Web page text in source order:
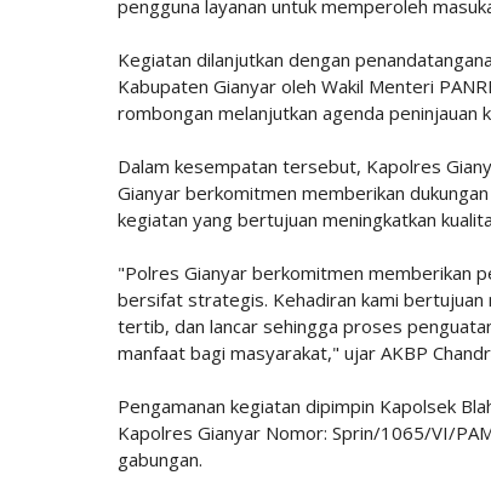
pengguna layanan untuk memperoleh
Kegiatan dilanjutkan dengan
Kabupaten Gianyar oleh Wakil Menteri
rombongan melanjutkan agenda peninjauan
Dalam kesempatan tersebut, Kapolres
Gianyar berkomitmen memberikan
kegiatan yang bertujuan meningkatkan
"Polres Gianyar berkomitmen memberikan
bersifat strategis. Kehadiran kami bertujuan
tertib, dan lancar sehingga proses
manfaat bagi masyarakat," ujar AKBP
Pengamanan kegiatan dipimpin Kapolsek
Kapolres Gianyar Nomor: Sprin/1065/VI/
gabungan.